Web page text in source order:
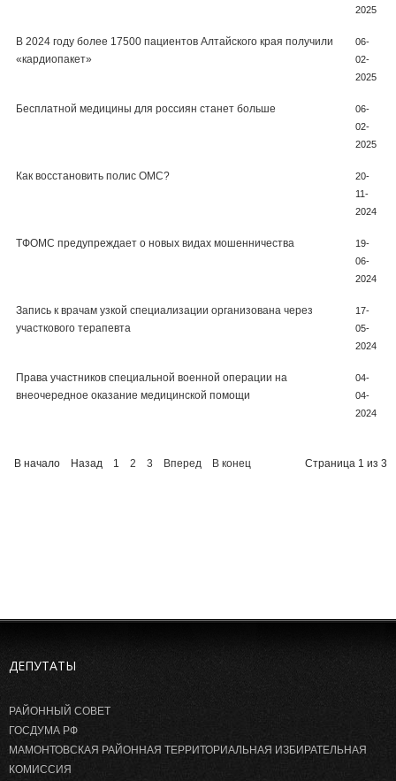
2025
В 2024 году более 17500 пациентов Алтайского края получили
«кардиопакет»
06-
02-
2025
Бесплатной медицины для россиян станет больше
06-
02-
2025
Как восстановить полис ОМС?
20-
11-
2024
ТФОМС предупреждает о новых видах мошенничества
19-
06-
2024
Запись к врачам узкой специализации организована через
участкового терапевта
17-
05-
2024
Права участников специальной военной операции на
внеочередное оказание медицинской помощи
04-
04-
2024
Страница 1 из 3
В начало Назад 1 2 3 Вперед В конец
ДЕПУТАТЫ
РАЙОННЫЙ СОВЕТ
ГОСДУМА РФ
МАМОНТОВСКАЯ РАЙОННАЯ ТЕРРИТОРИАЛЬНАЯ ИЗБИРАТЕЛЬНАЯ
КОМИССИЯ